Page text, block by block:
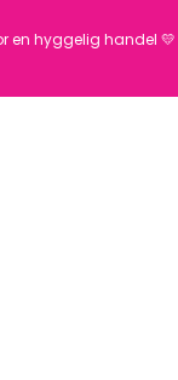
en hyggelig handel 💛